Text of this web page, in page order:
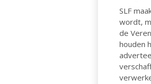
SLF
wordt,
de
houden